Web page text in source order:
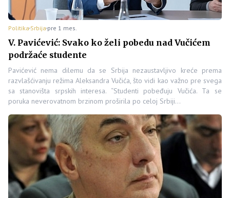
Politika Srbija pre 1 mes.
V. Pavićević: Svako ko želi pobedu nad Vučićem
podržaće studente
Pavićević nema dilemu da se Srbija nezaustavljivo kreće prema
razvlašćivanju režima Aleksandra Vučića, što vidi kao važno pre svega
sa stanovišta srpskih interesa. “Studenti pobeđuju Vučića. Ta se
poruka neverovatnom brzinom proširila po celoj Srbiji…